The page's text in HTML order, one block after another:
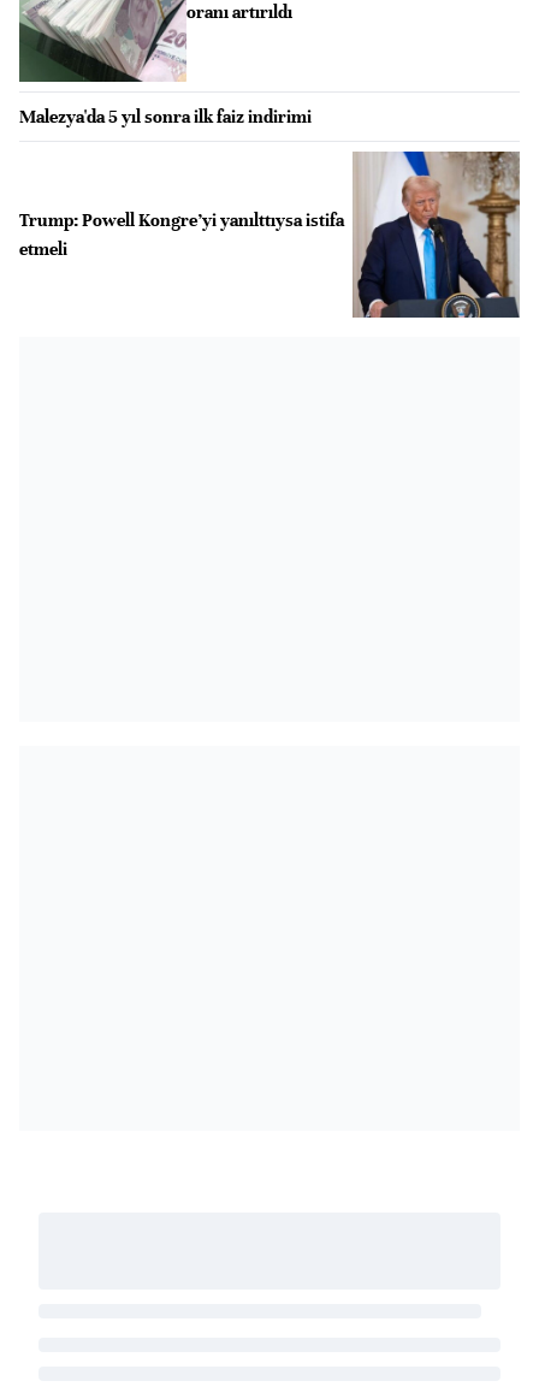
oranı artırıldı
Malezya'da 5 yıl sonra ilk faiz indirimi
Trump: Powell Kongre’yi yanılttıysa istifa
etmeli